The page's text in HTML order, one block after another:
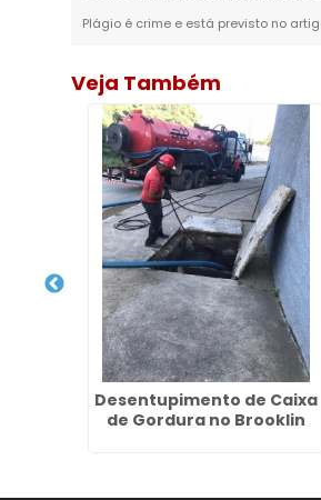
Plágio é crime e está previsto no
Veja Também
Desentupimento de Caixa
de Gordura no Brooklin